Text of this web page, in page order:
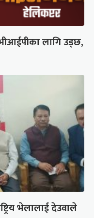
लागि उड्छ,
भेलालाई देउवाले